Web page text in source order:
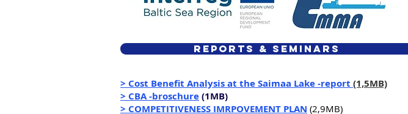
REPORTS & SEMINARS
> Cost Benefit Analysis at the Saimaa Lake -report (1,5MB)
> CBA -broschure(1MB)
> COMPETITIVENESS IMRPOVEMENT PLAN (2,9MB)